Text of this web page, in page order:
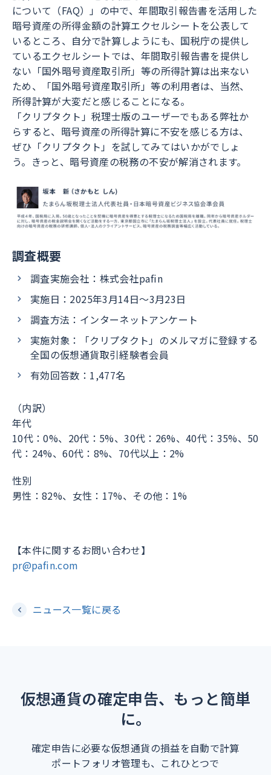
について（FAQ）」の中で、年間取引報告書を活用した
暗号資産の所得金額の計算エクセルシートを公表して
いるところ、自分で計算しようにも、国税庁の提供し
ているエクセルシートでは、年間取引報告書を提供し
ない「国外暗号資産取引所」等の所得計算は出来ない
ため、「国外暗号資産取引所」等の利用者は、当然、
所得計算が大変だと感じることになる。
「クリプタクト」税理士版のユーザーでもある弊社か
らすると、暗号資産の所得計算に不安を感じる方は、
ぜひ「クリプタクト」を試してみてはいかがでしょ
う。きっと、暗号資産の税務の不安が解消されます。
調査概要
調査実施会社：株式会社pafin
実施日：2025年3月14日〜3月23日
調査方法：インターネットアンケート
実施対象：「クリプタクト」のメルマガに登録する
全国の仮想通貨取引経験者会員
有効回答数：1,477名
（内訳）
年代
10代：0%、20代：5%、30代：26%、40代：35%、50
代：24%、60代：8%、70代以上：2%
性別
男性：82%、女性：17%、その他：1%
【本件に関するお問い合わせ】
pr@pafin.com
ニュース一覧に戻る
仮想通貨の確定申告、もっと簡単
に。
確定申告に必要な仮想通貨の損益を自動で計算
ポートフォリオ管理も、これひとつで